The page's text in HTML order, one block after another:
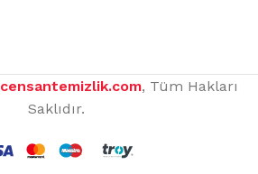
censantemizlik.com, Tüm Hakları
Saklıdır.